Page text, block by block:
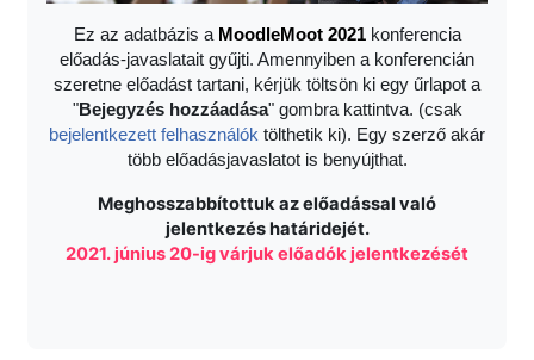
Ez az adatbázis a MoodleMoot 2021konferencia
előadás-javaslatait gyűjti. Amennyiben a konferencián
szeretne előadást tartani, kérjük töltsön ki egy űrlapot a
"Bejegyzés hozzáadása" gombra kattintva. (csak
bejelentkezett felhasználók tölthetik ki). Egy szerző akár
több előadásjavaslatot is benyújthat.
Meghosszabbítottuk az előadással való
jelentkezés határidejét.
2021. június 20-ig várjuk előadók jelentkezését